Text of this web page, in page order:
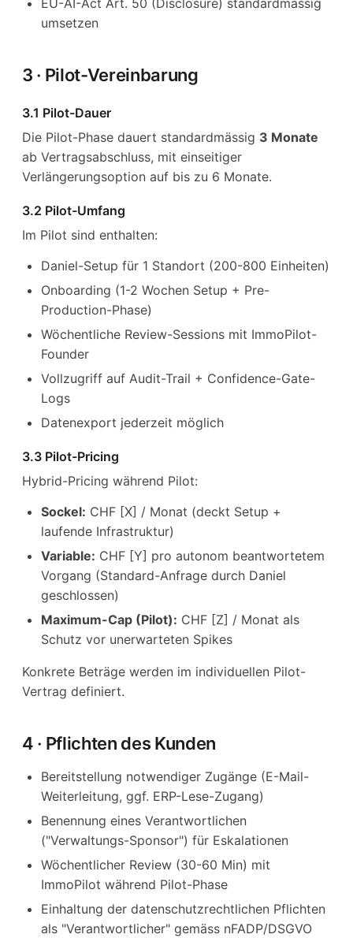
EU-AI-Act Art. 50 (Disclosure) standardmässig
umsetzen
3 · Pilot-Vereinbarung
3.1 Pilot-Dauer
Die Pilot-Phase dauert standardmässig 3 Monate
ab Vertragsabschluss, mit einseitiger
Verlängerungsoption auf bis zu 6 Monate.
3.2 Pilot-Umfang
Im Pilot sind enthalten:
Daniel-Setup für 1 Standort (200-800 Einheiten)
Onboarding (1-2 Wochen Setup + Pre-
Production-Phase)
Wöchentliche Review-Sessions mit ImmoPilot-
Founder
Vollzugriff auf Audit-Trail + Confidence-Gate-
Logs
Datenexport jederzeit möglich
3.3 Pilot-Pricing
Hybrid-Pricing während Pilot:
Sockel: CHF [X] / Monat (deckt Setup +
laufende Infrastruktur)
Variable: CHF [Y] pro autonom beantwortetem
Vorgang (Standard-Anfrage durch Daniel
geschlossen)
Maximum-Cap (Pilot): CHF [Z] / Monat als
Schutz vor unerwarteten Spikes
Konkrete Beträge werden im individuellen Pilot-
Vertrag definiert.
4 · Pflichten des Kunden
Bereitstellung notwendiger Zugänge (E-Mail-
Weiterleitung, ggf. ERP-Lese-Zugang)
Benennung eines Verantwortlichen
("Verwaltungs-Sponsor") für Eskalationen
Wöchentlicher Review (30-60 Min) mit
ImmoPilot während Pilot-Phase
Einhaltung der datenschutzrechtlichen Pflichten
als "Verantwortlicher" gemäss nFADP/DSGVO